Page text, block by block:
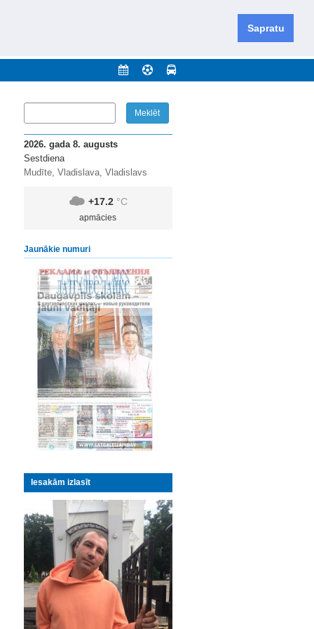
Sapratu
novadu un apkārtējos novadus un pilsētas.
2026. gada 8. augusts
Sestdiena
Mudīte, Vladislava, Vladislavs
+17.2 °C
apmācies
Jaunākie numuri
Iesakām izlasīt